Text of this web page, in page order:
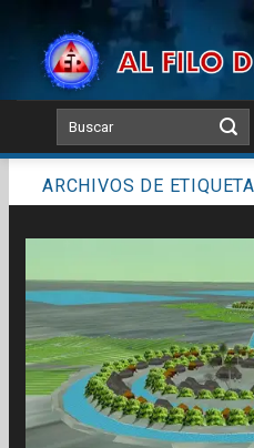
content
ARCHIVOS DE